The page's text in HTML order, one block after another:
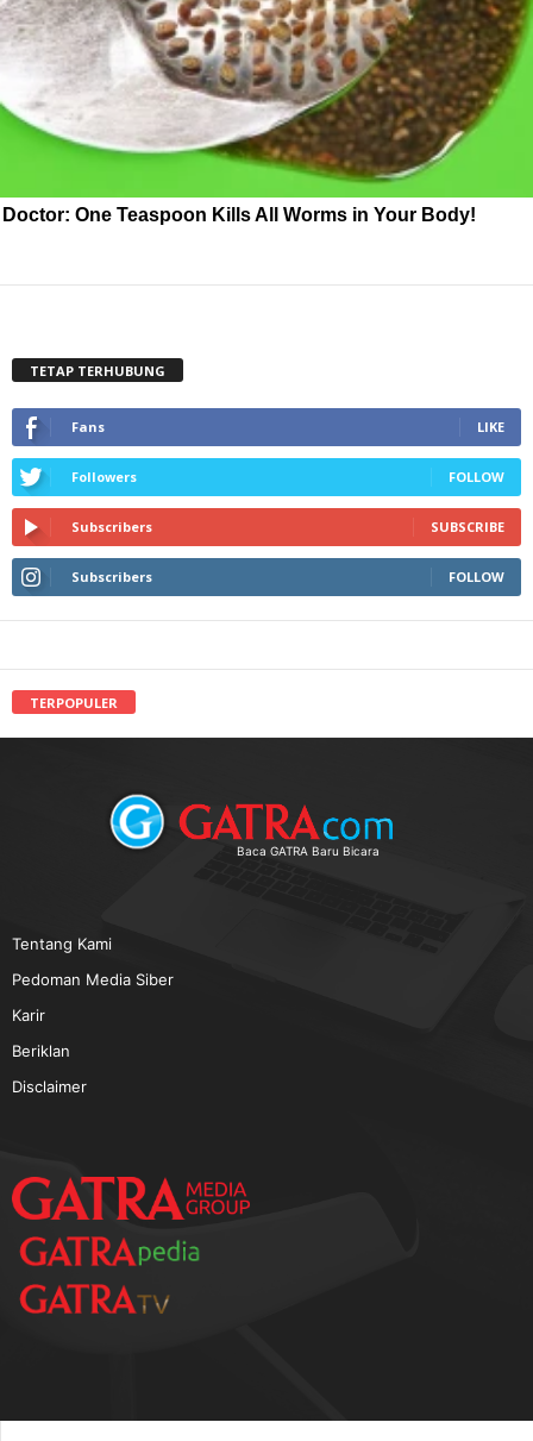
Doctor: One Teaspoon Kills All Worms in Your Body!
TETAP TERHUBUNG
Fans LIKE
Followers FOLLOW
Subscribers SUBSCRIBE
Subscribers FOLLOW
TERPOPULER